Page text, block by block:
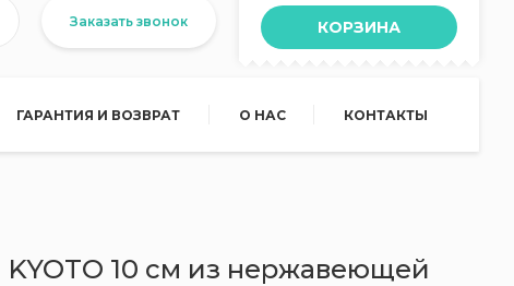
КОРЗИНА
Заказать звонок
ГАРАНТИЯ И ВОЗВРАТ О НАС КОНТАКТЫ
10 см из нержавеющей